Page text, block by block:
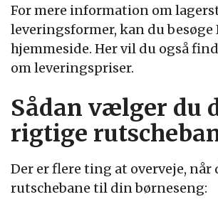
For mere information om
leveringsformer, kan du besøge
hjemmeside. Her vil du også
om leveringspriser.
Sådan vælger du
rigtige
Der er flere ting at overveje,
rutschebane til din børneseng: